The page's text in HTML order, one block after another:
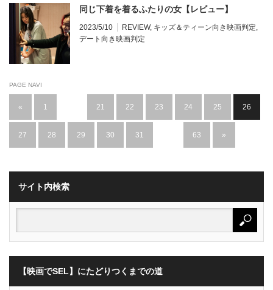
同じ下着を着るふたりの女【レビュー】
2023/5/10 REVIEW, キッズ＆ティーン向き映画判定
デート向き映画判定
PAGE NAVI
« 1 21 22 23 24 25 26
27 28 29 30 31 63 »
サイト内検索
【映画でSEL】にたどりつくまでの道